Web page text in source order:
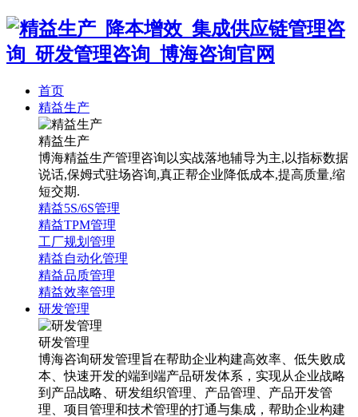
首页
精益生产
精益生产
博海精益生产管理咨询以实战落地辅导为主,以指标数据
说话,保姆式驻场咨询,真正帮企业降低成本,提高质量,缩
短交期.
精益5S/6S管理
精益TPM管理
工厂规划管理
精益自动化管理
精益品质管理
精益效率管理
研发管理
研发管理
博海咨询研发管理旨在帮助企业构建高效率、低失败成
本、快速开发的端到端产品研发体系，实现从企业战略
到产品战略、研发组织管理、产品管理、产品开发管
理、项目管理和技术管理的打通与集成，帮助企业构建